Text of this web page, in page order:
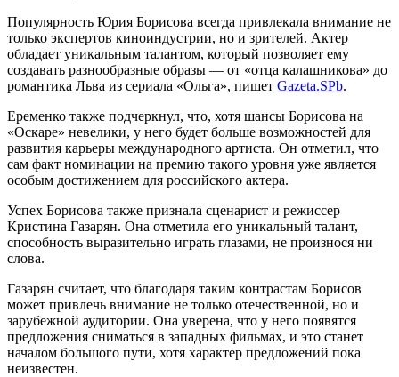
Популярность Юрия Борисова всегда привлекала внимание не
только экспертов киноиндустрии, но и зрителей. Актер
обладает уникальным талантом, который позволяет ему
создавать разнообразные образы — от «отца калашникова» до
романтика Льва из сериала «Ольга», пишет Gazeta.SPb.
Еременко также подчеркнул, что, хотя шансы Борисова на
«Оскаре» невелики, у него будет больше возможностей для
развития карьеры международного артиста. Он отметил, что
сам факт номинации на премию такого уровня уже является
особым достижением для российского актера.
Успех Борисова также признала сценарист и режиссер
Кристина Газарян. Она отметила его уникальный талант,
способность выразительно играть глазами, не произнося ни
слова.
Газарян считает, что благодаря таким контрастам Борисов
может привлечь внимание не только отечественной, но и
зарубежной аудитории. Она уверена, что у него появятся
предложения сниматься в западных фильмах, и это станет
началом большого пути, хотя характер предложений пока
неизвестен.